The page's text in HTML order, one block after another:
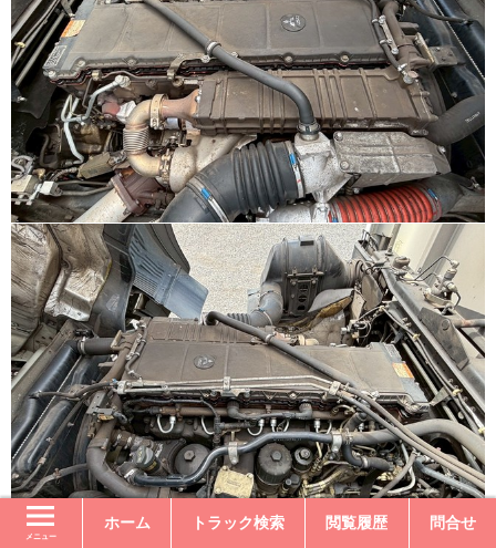
メニュー
ホーム トラック検索 閲覧履歴 問合せ